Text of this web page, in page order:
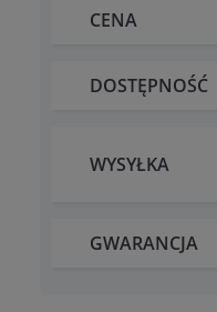
CENA
DOSTĘPNOŚĆ
WYSYŁKA
GWARANCJA